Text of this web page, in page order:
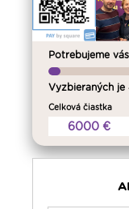
Potrebujeme
Vyzbieraných je
Celková čiastka
6000 €
05:15
Rádio
05:30
Litánie
05:45
Ranné
06:00
08:30
09:15
11:10
Kvietky
12:00
12:30
Biblia